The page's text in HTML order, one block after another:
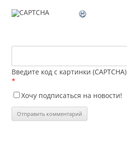
Введите код с картинки (CAPTCHA)
*
Хочу подписаться на новости!